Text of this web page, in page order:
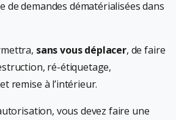
de demandes dématérialisées dans
sans vous déplacer, de faire
ré-étiquetage,
remise à l’intérieur.
vous devez faire une